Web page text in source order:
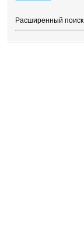
Расширенный поиск